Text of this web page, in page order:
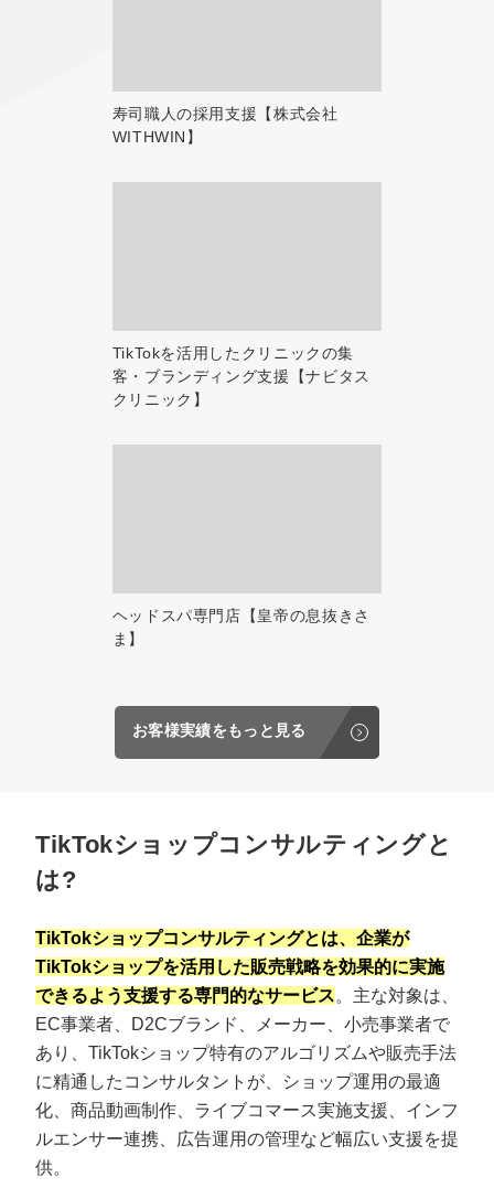
寿司職人の採用支援【株式会社
WITHWIN】
TikTokを活用したクリニックの集
客・ブランディング支援【ナビタス
クリニック】
ヘッドスパ専門店【皇帝の息抜きさ
ま】
お客様実績をもっと見る
TikTokショップコンサルティングと
は?
TikTokショップコンサルティングとは、企業が
TikTokショップを活用した販売戦略を効果的に実施
できるよう支援する専門的なサービス。主な対象は、
EC事業者、D2Cブランド、メーカー、小売事業者で
あり、TikTokショップ特有のアルゴリズムや販売手法
に精通したコンサルタントが、ショップ運用の最適
化、商品動画制作、ライブコマース実施支援、インフ
ルエンサー連携、広告運用の管理など幅広い支援を提
供。